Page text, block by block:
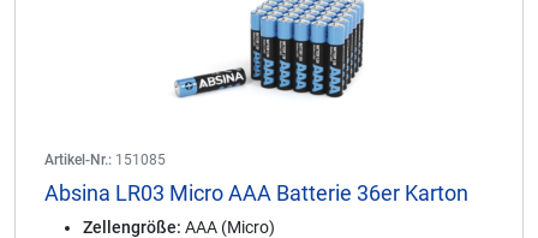
Artikel-Nr.: 151085
Absina LR03 Micro AAA Batterie 36er Karton
Zellengröße: AAA (Micro)